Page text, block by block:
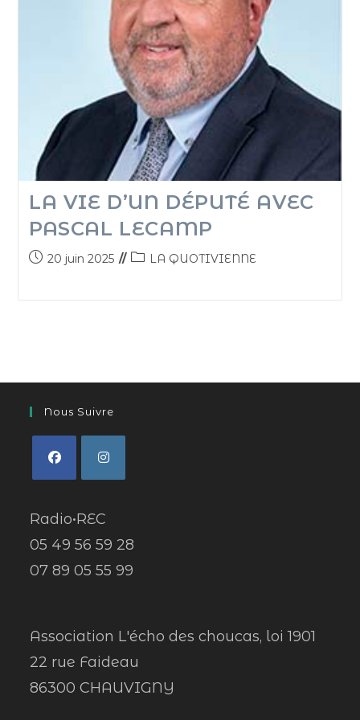
LA VIE D’UN DÉPUTÉ AVEC
PASCAL LECAMP
20 juin 2025 LA QUOTIVIENNE
Nous Suivre
Radio•REC
05 49 56 59 28
07 89 05 55 99
Association L'écho des choucas, loi 1901
22 rue Faideau
86300 CHAUVIGNY